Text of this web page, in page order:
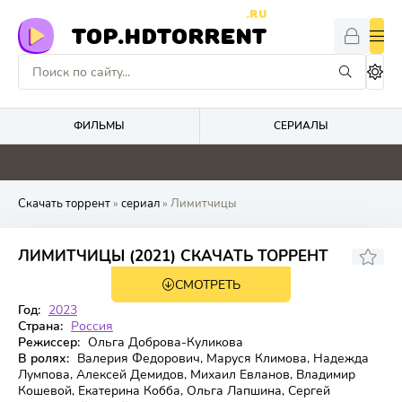
TOP.HDTORRENT
.RU
ФИЛЬМЫ СЕРИАЛЫ
0 0 0 0
Скачать торрент» сериал» Лимитчицы
ЛИМИТЧИЦЫ (2021) СКАЧАТЬ ТОРРЕНТ
2 сезон 8 серия
7.17
СМОТРЕТЬ
Год: 2023
Страна: Россия
Режиссер: Ольга Доброва-Куликова
В ролях: Валерия Федорович, Маруся Климова, Надежда
Лумпова, Алексей Демидов, Михаил Евланов, Владимир
Кошевой, Екатерина Кобба, Ольга Лапшина, Сергей